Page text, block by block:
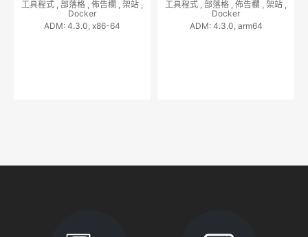
工具程式 , 部落格 , 佈告欄 , 架站 ,
Docker
ADM: 4.3.0, x86-64
工具程式 , 部落格 , 佈告欄 , 架站 ,
Docker
ADM: 4.3.0, arm64